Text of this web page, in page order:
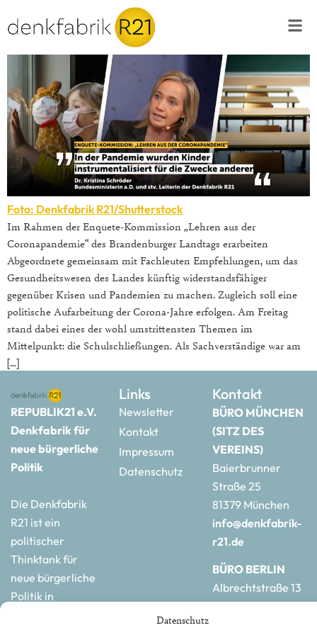
Datenschutz
Foto: Denkfabrik R21/Shutterstock
Im Rahmen der Enquete-Kommission „Lehren aus der
Coronapandemie“ des Brandenburger Landtags erarbeiten
Abgeordnete gemeinsam mit Fachleuten Empfehlungen, um das
Gesundheitswesen des Landes künftig widerstandsfähiger
gegenüber Krisen und Pandemien zu machen. Zugleich soll eine
politische Aufarbeitung der Corona-Jahre erfolgen. Am Freitag
stand dabei eines der wohl umstrittensten Themen im
Mittelpunkt: die Schulschließungen. Als Sachverständige war am
[…]
REPUBLIK21 e.V.
Denkfabrik für
neue bürgerliche
Politik
Die Denkfabrik
R21 ist ein
politischer
Thinktank für
neue bürgerliche
Politik in
Links
Newsletter
Kontakt
Impressum
Datenschutz
Kontakt
BÜRO MÜNCHEN
(SITZ DES
VEREINS)
Baierbrunner
Straße 25
81379 München
info@denkfabrik-
r21.de
BÜRO BERLIN
Albrechtstraße 13
10117 Berlin